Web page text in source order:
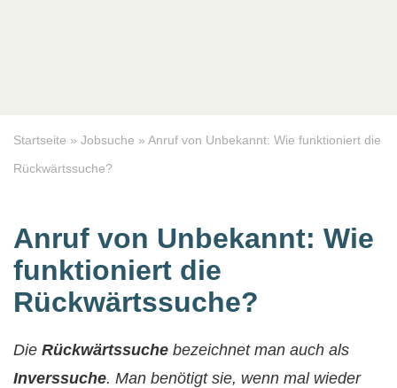
Startseite » Jobsuche » Anruf von Unbekannt: Wie funktioniert die
Rückwärtssuche?
Anruf von Unbekannt: Wie
funktioniert die
Rückwärtssuche?
Die Rückwärtssuche bezeichnet man auch als
Inverssuche. Man benötigt sie, wenn mal wieder